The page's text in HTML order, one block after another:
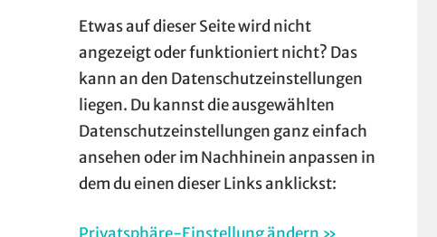
Etwas auf dieser Seite wird nicht
angezeigt oder funktioniert nicht? Das
kann an den Datenschutzeinstellungen
liegen. Du kannst die ausgewählten
Datenschutzeinstellungen ganz einfach
ansehen oder im Nachhinein anpassen in
dem du einen dieser Links anklickst: